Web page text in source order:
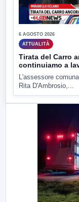
6 AGOSTO 2026
ATTUALITÀ
Tirata del Carro
continuiamo a
L'assessore
Rita D'Ambrosio,...